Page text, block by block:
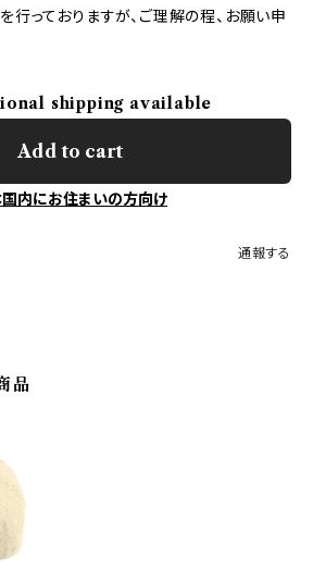
行っておりますが、ご理解の程、お願い申
shipping available
Add to cart
国内にお住まいの方向け
通報する
品